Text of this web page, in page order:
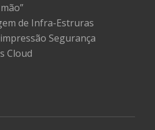
de Infra-Estruras
Segurança
Cloud